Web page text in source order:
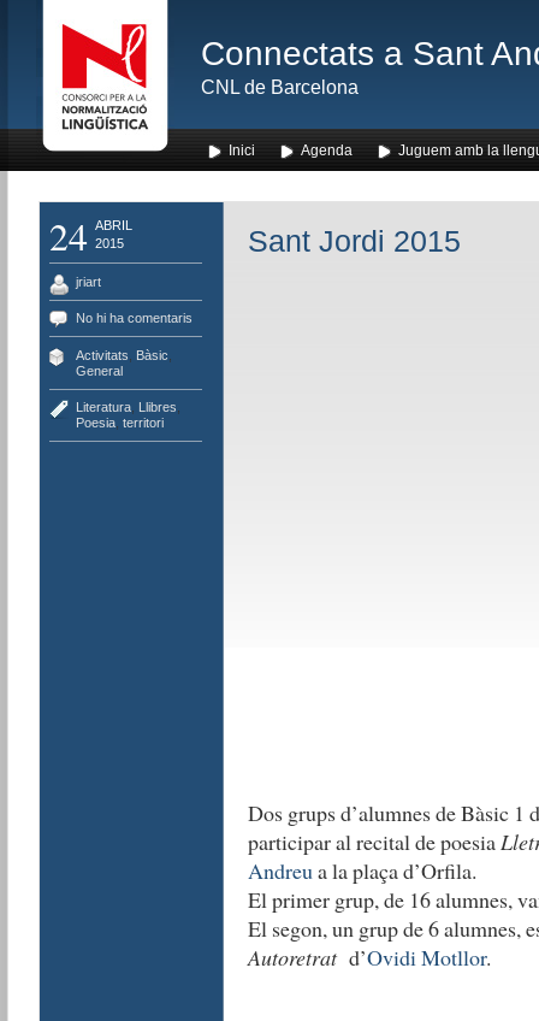
Connectats a Sant
CNL de Barcelona
Inici Agenda Juguem amb la
24 ABRIL
2015
jriart
No hi ha comentaris
Activitats Bàsic
General
Literatura, Llibres
Poesia, territori
Sant Jordi 2015
Dos grups d’alumnes de Bàsic 1
participar al recital de poesia
Andreua la plaça d’Orfila.
El primer grup, de 16 alumnes,
El segon, un grup de 6 alumnes,
Autoretratd’Ovidi Motllor.